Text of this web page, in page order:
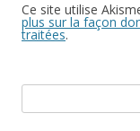
Ce site utilise
plus sur la façon
traitées.